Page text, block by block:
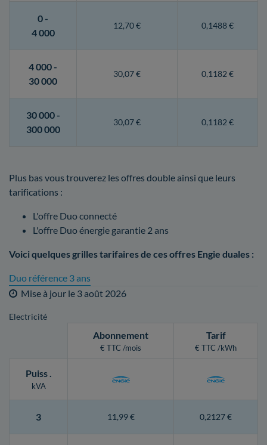
0 -
4 000
12,70 € 0,1488 €
4 000 -
30 000
30,07 € 0,1182 €
30 000 -
300 000
30,07 € 0,1182 €
Plus bas vous trouverez les offres double ainsi que leurs
tarifications :
L'offre Duo connecté
L'offre Duo énergie garantie 2 ans
Voici quelques grilles tarifaires de ces offres Engie duales :
Duo référence 3 ans
Mise à jour le 3 août 2026
Electricité
Abonnement
€ TTC /mois
Tarif
€ TTC /kWh
Puiss.
kVA
3 11,99 € 0,2127 €